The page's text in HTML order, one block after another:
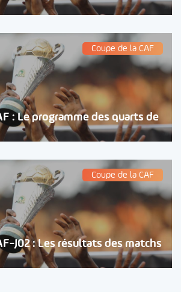
Coupe de la CAF
: Le programme des quarts de
Coupe de la CAF
J02 : Les résultats des matchs